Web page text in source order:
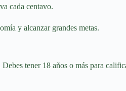
cada centavo.
y alcanzar grandes metas.
tener 18 años o más para